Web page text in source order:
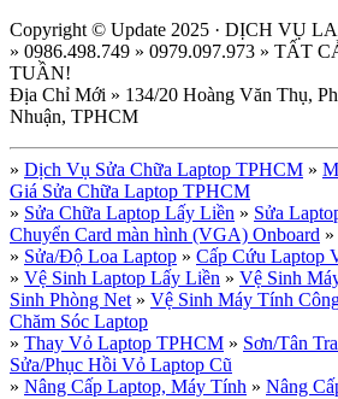
Copyright © Update 2025 · DỊCH VỤ
» 0986.498.749 » 0979.097.973 » TẤT
TUẦN!
Địa Chỉ Mới » 134/20 Hoàng Văn Thụ,
Nhuận, TPHCM
» Dịch Vụ Sửa Chữa Laptop TPHCM »
Giá Sửa Chữa Laptop TPHCM
» Sửa Chữa Laptop Lấy Liền » Sửa
Chuyển Card màn hình (VGA) Onboard »
» Sửa/Độ Loa Laptop » Cấp Cứu Laptop
» Vệ Sinh Laptop Lấy Liền » Vệ Sinh
Sinh Phòng Net » Vệ Sinh Máy Tính
Chăm Sóc Laptop
» Thay Vỏ Laptop TPHCM » Sơn/Tân
Sửa/Phục Hồi Vỏ Laptop Cũ
» Nâng Cấp Laptop, Máy Tính » Nâng